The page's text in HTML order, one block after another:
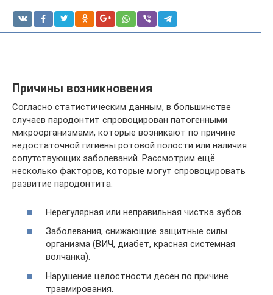
Причины возникновения
Согласно статистическим данным, в большинстве
случаев пародонтит спровоцирован патогенными
микроорганизмами, которые возникают по причине
недостаточной гигиены ротовой полости или наличия
сопутствующих заболеваний. Рассмотрим ещё
несколько факторов, которые могут спровоцировать
развитие пародонтита:
Нерегулярная или неправильная чистка зубов.
Заболевания, снижающие защитные силы
организма (ВИЧ, диабет, красная системная
волчанка).
Нарушение целостности десен по причине
травмирования.